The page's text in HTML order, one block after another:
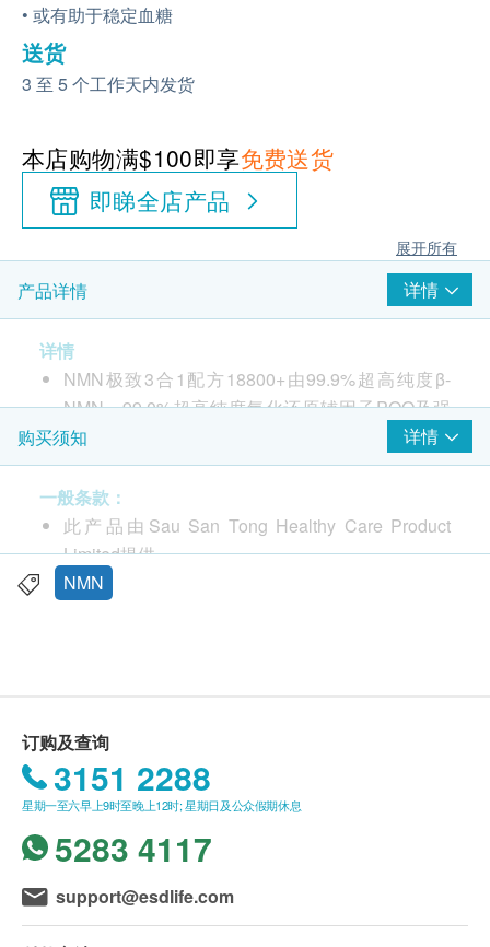
• 或有助于稳定血糖
送货
3 至 5 个工作天内发货
本店购物满$100即享免费送货
即睇全店产品
展开所有
产品详情 详情
详情
NMN极致3合1配方18800+由99.9%超高纯度β-
NMN、99.0%超高纯度氧化还原辅因子PQQ及强
效抗氧化物白藜芦醇组成。
美国USC医学博士兼抗衰老药物研究院院士谢启
丰博士称iPRO NMN极致3合1配方能生产更多
NAD+，逹到三种成分相辅相成效能。
NMN转化为NAD+后，指挥细胞提供能量ATP，保
护细胞、组织和器官，从而延长寿命。
日本认定GMP药品公司严格监督生产。
适用人士
NMN极致3合1配方18800+适合为改善记忆力、体
力、免疫力、肤质及睡眠质素下降人士。
成份
250mg 高纯度NMN 修复DNA缓减衰老
购买须知 详情
一般条款：
此产品由Sau San Tong Healthy Care Product
Limited提供。
如有任何争议，Sau San Tong Healthy Care
货服务。账单总额未满HK$100需附加HK$50运
费。
我们将于确定订单后3-5个工作天内安排发货。
不排除运送时间会因节日而有所影响。当八号烈风
讯号悬挂或黑色暴雨警告生效时，送货服务时间将
会延迟。
所有订单须视乎相关货品的供应情况再作最后确
NMN
订购及查询
3151 2288
星期一至六早上9时至晚上12时; 星期日及公众假期休息
5283 4117
support@esdlife.com